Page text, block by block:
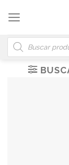
content
Búsqueda
de
productos